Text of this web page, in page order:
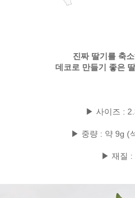
진짜 딸기를 축
데코로 만들기 좋은
▶ 사이즈 :
▶ 중량 : 약 9g (
▶ 재질 :